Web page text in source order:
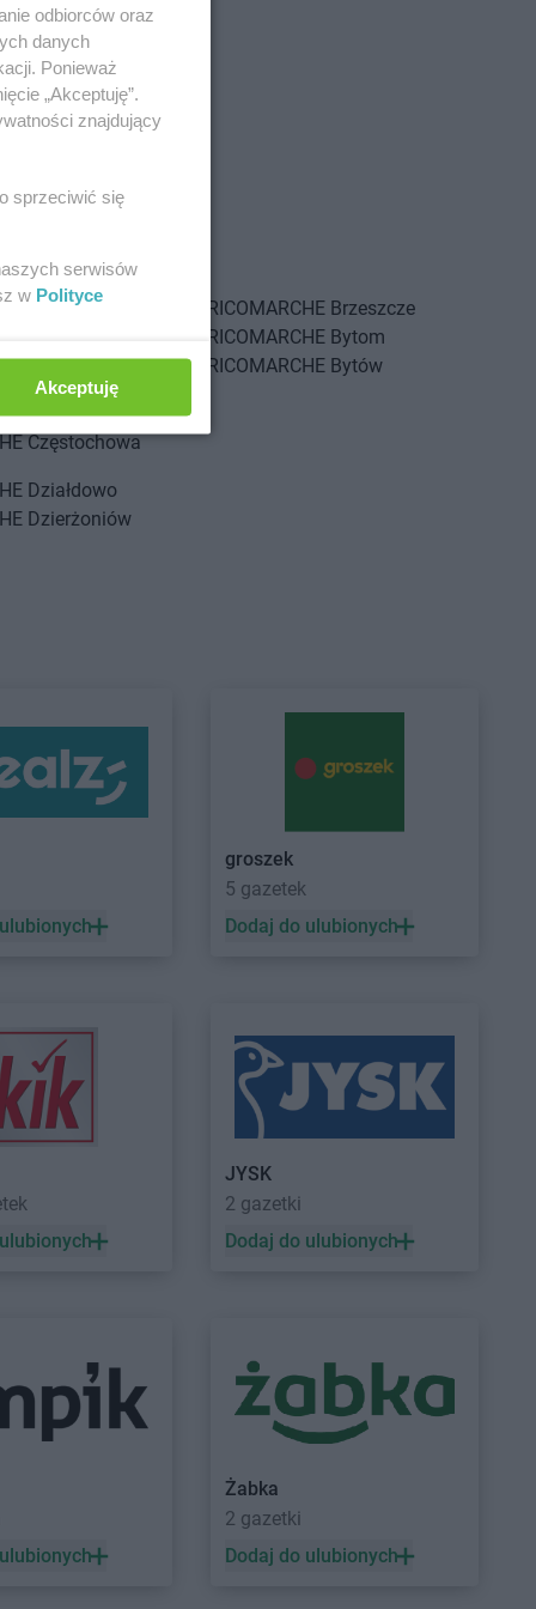
Brwinów
Brzeg Dolny
Brzesko
BRICOMARCHE Brzeszcze
BRICOMARCHE Bytom
BRICOMARCHE Bytów
Częstochowa
Działdowo
Dzierżoniów
Jelenia Góra
BRICOMARCHE
BRICOMARCHE
BRICOMARCHE Krzeszowice
Lubin
Lubliniec
Lubrza
BRICOMARCHE Lubsko
Myszków
Ostrowiec
Ostrzeszów
BRICOMARCHE Oświęcim
Przeworsk
BRICOMARCHE
BRICOMARCHE
BRICOMARCHE
groszek
5 gazetek
Dodaj do ulubionych
JYSK
2 gazetki
Dodaj do ulubionych
Żabka
2 gazetki
Dodaj do ulubionych
odbiorców oraz
danych
Ponieważ
„Akceptuję”.
znajdujący
sprzeciwić się
serwisów
w Polityce
Akceptuję